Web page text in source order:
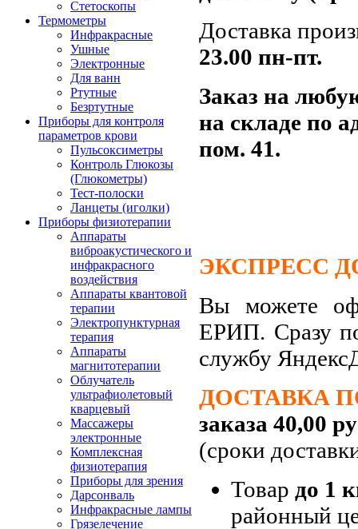
Стетоскопы
Термометры
Инфракрасные
Ушные
Электронные
Для ванн
Ртутные
Безртутные
Приборы для контроля
параметров крови
Пульсоксиметры
Контроль Глюкозы
(Глюкометры)
Тест-полоски
Ланцеты (иголки)
Приборы физиотерапии
Аппараты
виброакустического и
инфракрасного
воздействия
Аппараты квантовой
терапии
Электропунктурная
терапия
Аппараты
магнитотерапии
Облучатель
ультрафиолетовый
кварцевый
Массажеры
электронные
Комплексная
физиотерапия
Приборы для зрения
Дарсонваль
Инфракрасные лампы
Грязелечение
Доставка
23.00 пн-пт.
Заказ на
на складе по
пом. 41.
ЭКСПРЕСС
Вы можете
ЕРИП. Сразу
службу
ДОСТАВКА
заказа 40,00
(сроки
Товар до 1
районный